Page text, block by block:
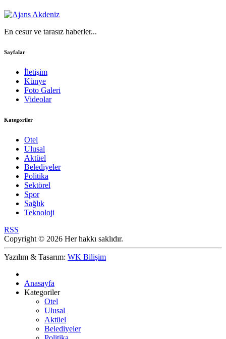
En cesur ve tarasız haberler...
Sayfalar
İletişim
Künye
Foto Galeri
Videolar
Kategoriler
Otel
Ulusal
Aktüel
Belediyeler
Politika
Sektörel
Spor
Sağlık
Teknoloji
RSS
Copyright © 2026 Her hakkı saklıdır.
Yazılım & Tasarım: WK Bilişim
Anasayfa
Kategoriler
Otel
Ulusal
Aktüel
Belediyeler